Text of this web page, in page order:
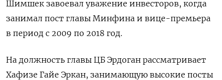
Шимшек завоевал уважение инвесторов, когда
занимал пост главы Минфина и вице-премьера
в период с 2009 по 2018 год.
На должность главы ЦБ Эрдоган рассматривает
Хафизе Гайе Эркан, занимающую высокие посты